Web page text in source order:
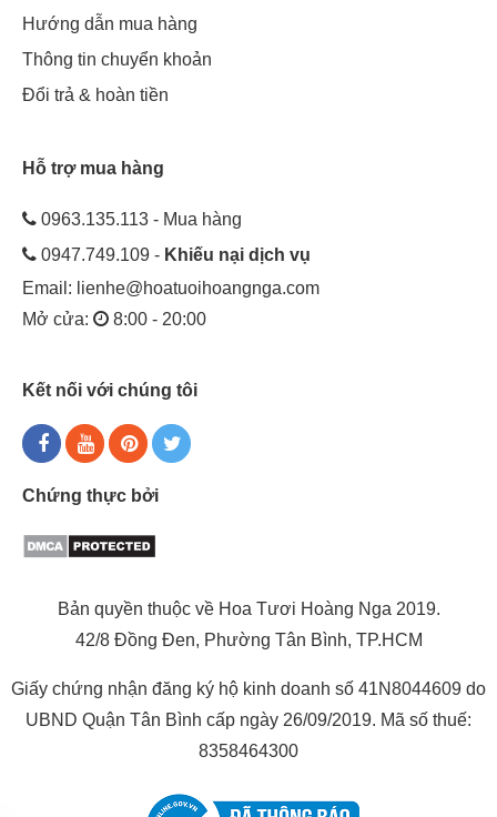
Hướng dẫn mua hàng
Thông tin chuyển khoản
Đổi trả & hoàn tiền
Hỗ trợ mua hàng
0963.135.113 - Mua hàng
0947.749.109 - Khiếu nại dịch vụ
Email: lienhe@hoatuoihoangnga.com
Mở cửa:
8:00 - 20:00
Kết nối với chúng tôi
Chứng thực bởi
Bản quyền thuộc về Hoa Tươi Hoàng Nga 2019.
42/8 Đồng Đen, Phường Tân Bình, TP.HCM
Giấy chứng nhận đăng ký hộ kinh doanh số 41N8044609 do
UBND Quận Tân Bình cấp ngày 26/09/2019. Mã số thuế:
8358464300